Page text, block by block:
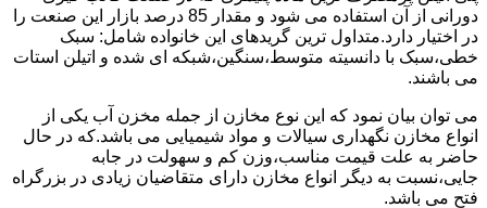
دورانی از آن استفاده می شود و مقدار 85 درصد بازار این صنعت را
در اختیار دارد.متداول ترین گریدهای این خانواده شامل: سبک
خطی،سبک با دانسیته متوسط،سنگین،شبکه ای شده و اتیلن استات
می باشند.
می توان بیان نمود که این نوع مخازن از جمله مخزن آب یکی از
انواع مخازن نگهداری سیالات و مواد شیمیایی می باشد.که در حال
حاضر به علت قیمت مناسب،وزن کم و سهولت در جابه
جایی،نسبت به دیگر انواع مخازن دارای متقاضیان زیادی در بزرگراه
فتح می باشد.